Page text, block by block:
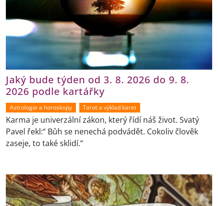
Jaký bude týden od 3. 8. 2026 do 9. 8.
2026 podle kartářky
Astrologie a horoskopy Tarot a výklad karet
Karma je univerzální zákon, který řídí náš život. Svatý
Pavel řekl:“ Bůh se nenechá podvádět. Cokoliv člověk
zaseje, to také sklidí.“